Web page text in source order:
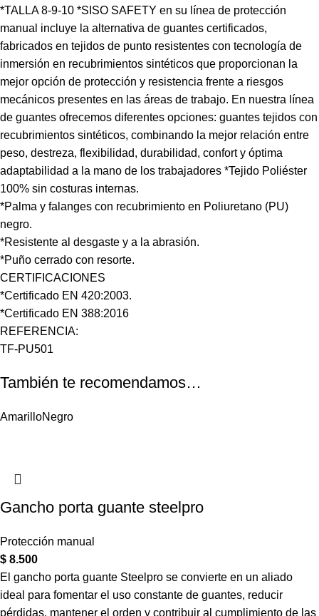
*TALLA 8-9-10 *SISO SAFETY en su línea de protección
manual incluye la alternativa de guantes certificados,
fabricados en tejidos de punto resistentes con tecnología de
inmersión en recubrimientos sintéticos que proporcionan la
mejor opción de protección y resistencia frente a riesgos
mecánicos presentes en las áreas de trabajo. En nuestra línea
de guantes ofrecemos diferentes opciones: guantes tejidos con
recubrimientos sintéticos, combinando la mejor relación entre
peso, destreza, flexibilidad, durabilidad, confort y óptima
adaptabilidad a la mano de los trabajadores *Tejido Poliéster
100% sin costuras internas.
*Palma y falanges con recubrimiento en Poliuretano (PU)
negro.
*Resistente al desgaste y a la abrasión.
*Puño cerrado con resorte.
CERTIFICACIONES
*Certificado EN 420:2003.
*Certificado EN 388:2016
REFERENCIA:
TF-PU501
También te recomendamos…
AmarilloNegro
Gancho porta guante steelpro
Protección manual
$ 8.500
El gancho porta guante Steelpro se convierte en un aliado
ideal para fomentar el uso constante de guantes, reducir
pérdidas, mantener el orden y contribuir al cumplimiento de las